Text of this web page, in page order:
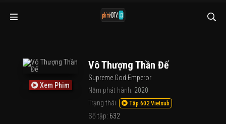
Xem Phim
Vô Thượng Thần Đế
Supreme God Emperor
Năm phát hành: 2020
Trạng thái
Tập 602 Vietsub
Số tập: 632